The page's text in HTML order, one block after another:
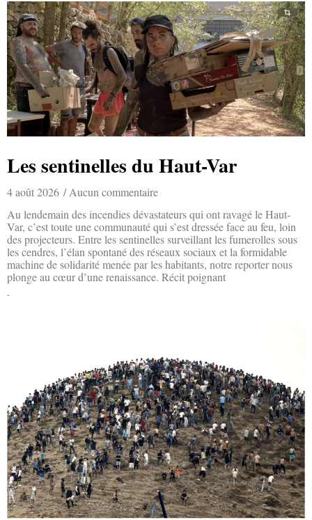
Les sentinelles du Haut-Var
4 août 2026
Aucun commentaire
Au lendemain des incendies dévastateurs qui ont ravagé le Haut-
Var, c’est toute une communauté qui s’est dressée face au feu, loin
des projecteurs. Entre les sentinelles surveillant les fumerolles sous
les cendres, l’élan spontané des réseaux sociaux et la formidable
machine de solidarité menée par les habitants, notre reporter nous
plonge au cœur d’une renaissance. Récit poignant